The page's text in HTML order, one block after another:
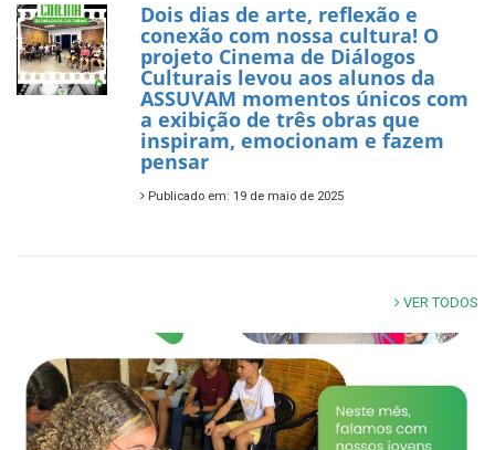
Dois dias de arte, reflexão e
conexão com nossa cultura! O
projeto Cinema de Diálogos
Culturais levou aos alunos da
ASSUVAM momentos únicos com
a exibição de três obras que
inspiram, emocionam e fazem
pensar
Publicado em: 19 de maio de 2025
VER TODOS